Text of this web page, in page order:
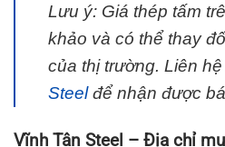
Lưu ý: Giá thép tấm
khảo và có thể thay
của thị trường. Liên
Steelđể nhận được
Vĩnh Tân Steel – Địa chỉ